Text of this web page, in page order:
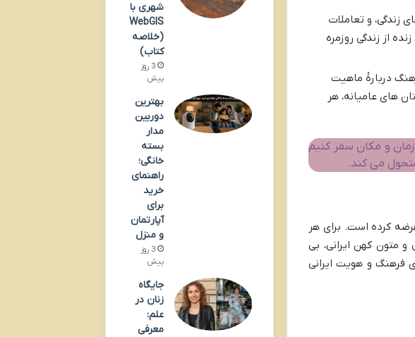
زندگی، و تعاملات
از زندگی روزمره
دربارهٔ ماهیت
های عامیانه، هر
و مکان سفر کنیم
می کند.
کرده است. برای هر
متون کهن ایرانی، بی
فرهنگ و هویت ایرانی
شهری با
WebGIS
(خلاصه
کتاب)
3 روز
پیش
بهترین
دوربین
مدار
بسته
خانگی؛
راهنمای
خرید
برای
آپارتمان
و منزل
3 روز
پیش
جایگاه
زنان در
علم:
معرفی